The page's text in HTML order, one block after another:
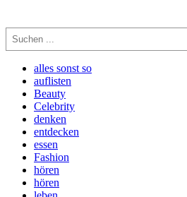
Suchen
alles sonst so
auflisten
Beauty
Celebrity
denken
entdecken
essen
Fashion
hören
hören